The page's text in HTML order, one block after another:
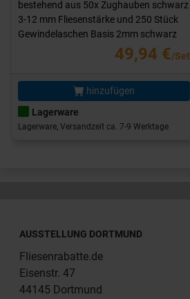
bestehend aus 50x Zughauben schwarz
3-12 mm Fliesenstärke und 250 Stück
Gewindelaschen Basis 2mm schwarz
49,94 €/Set
hinzufügen
Lagerware
Lagerware, Versandzeit ca. 7-9 Werktage
AUSSTELLUNG DORTMUND
Fliesenrabatte.de
Eisenstr. 47
44145 Dortmund